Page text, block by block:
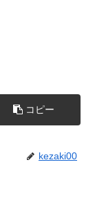
コピー
kezaki00